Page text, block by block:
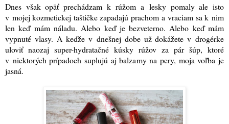
Dnes však opäť prechádzam k rúžom a lesky pomaly ale isto
v mojej kozmetickej taštičke zapadajú prachom a vraciam sa k nim
len keď mám náladu. Alebo keď je bezveterno. Alebo keď mám
vypnuté vlasy. A keďže v dnešnej dobe už dokážete v drogérke
uloviť naozaj super-hydratačné kúsky rúžov za pár šúp, ktoré
v niektorých prípadoch suplujú aj balzamy na pery, moja voľba je
jasná.